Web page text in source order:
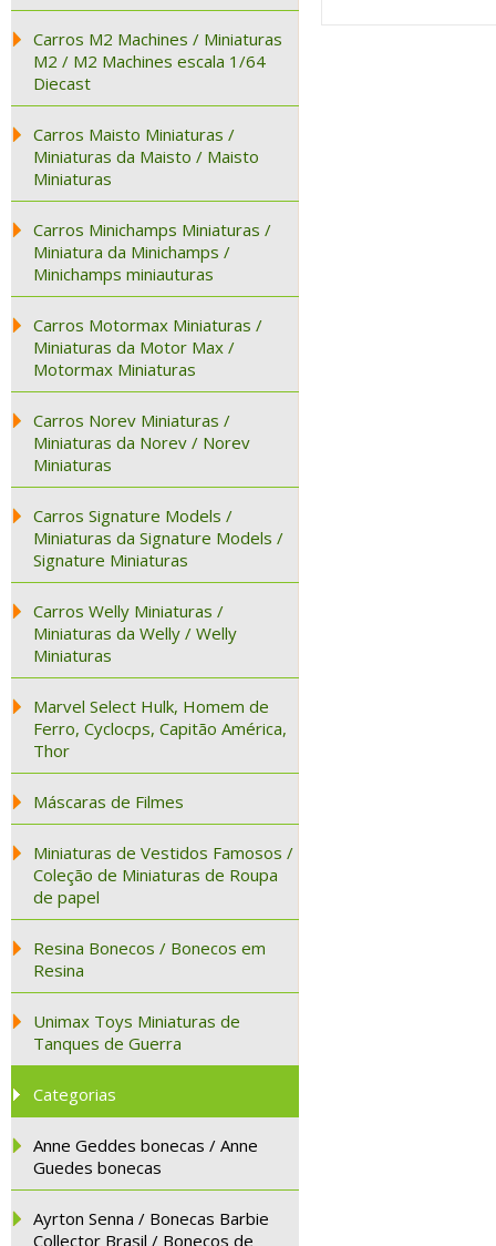
Carros M2 Machines / Miniaturas
M2 / M2 Machines escala 1/64
Diecast
Carros Maisto Miniaturas /
Miniaturas da Maisto / Maisto
Miniaturas
Carros Minichamps Miniaturas /
Miniatura da Minichamps /
Minichamps miniauturas
Carros Motormax Miniaturas /
Miniaturas da Motor Max /
Motormax Miniaturas
Carros Norev Miniaturas /
Miniaturas da Norev / Norev
Miniaturas
Carros Signature Models /
Miniaturas da Signature Models /
Signature Miniaturas
Carros Welly Miniaturas /
Miniaturas da Welly / Welly
Miniaturas
Marvel Select Hulk, Homem de
Ferro, Cyclocps, Capitão América,
Thor
Máscaras de Filmes
Miniaturas de Vestidos Famosos /
Coleção de Miniaturas de Roupa
de papel
Resina Bonecos / Bonecos em
Resina
Unimax Toys Miniaturas de
Tanques de Guerra
Categorias
Anne Geddes bonecas / Anne
Guedes bonecas
Ayrton Senna / Bonecas Barbie
Collector Brasil / Bonecos de